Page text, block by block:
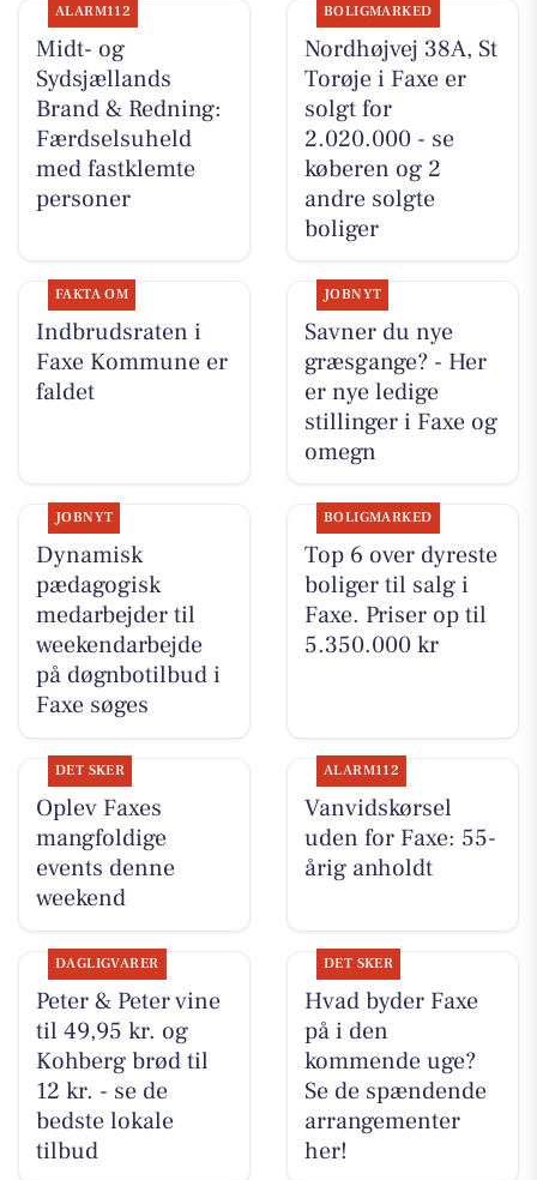
ALARM112
Midt- og
Sydsjællands
Brand & Redning:
Færdselsuheld
med fastklemte
personer
BOLIGMARKED
Nordhøjvej 38A, St
Torøje i Faxe er
solgt for
2.020.000 - se
køberen og 2
andre solgte
boliger
FAKTA OM
Indbrudsraten i
Faxe Kommune er
faldet
JOBNYT
Savner du nye
græsgange? - Her
er nye ledige
stillinger i Faxe og
omegn
JOBNYT
Dynamisk
pædagogisk
medarbejder til
weekendarbejde
på døgnbotilbud i
Faxe søges
BOLIGMARKED
Top 6 over dyreste
boliger til salg i
Faxe. Priser op til
5.350.000 kr
DET SKER
Oplev Faxes
mangfoldige
events denne
weekend
ALARM112
Vanvidskørsel
uden for Faxe: 55-
årig anholdt
DAGLIGVARER
Peter & Peter vine
til 49,95 kr. og
Kohberg brød til
12 kr. - se de
bedste lokale
tilbud
DET SKER
Hvad byder Faxe
på i den
kommende uge?
Se de spændende
arrangementer
her!